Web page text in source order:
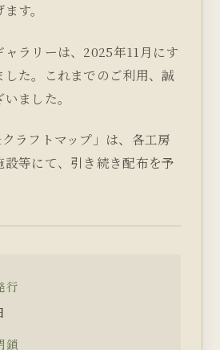
す。
ラリーは、2025年11月にす
た。これまでのご利用、誠
ました。
クラフトマップ」は、各工房
等にて、引き続き配布を予
行
鎖